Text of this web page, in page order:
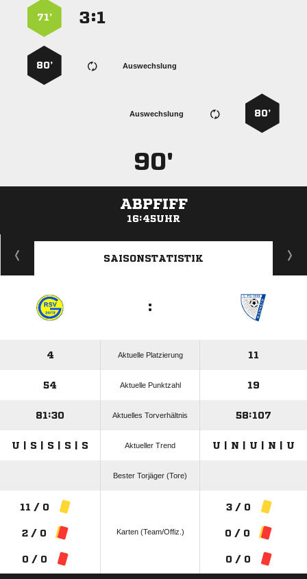
:
71’
Auswechslung
80’
80’
Auswechslung
90'
ABPFIFF
16:45UHR
ANZEIGE
SAISONSTATISTIK
:
4 Aktuelle Platzierung 11
54 Aktuelle Punktzahl 19
81:30 Aktuelles Torverhältnis 58:107
U | S | S | S | S Aktueller Trend U | N | U | N | U
Bester Torjäger (Tore)
11 / 0
2 / 0
0 / 0
Karten (Team/Offiz.)
3 / 0
0 / 0
0 / 0